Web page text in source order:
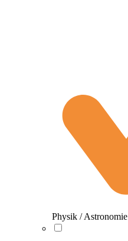
Physik / Astronomie